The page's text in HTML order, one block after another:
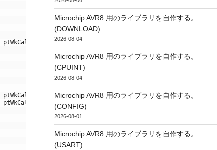
ptWkCallback 0)
ptWkCallback break;
ptWkCallback break;
Microchip AVR8 用のライブラリを自作する。
(DOWNLOAD)
2026-08-04
Microchip AVR8 用のライブラリを自作する。
(CPUINT)
2026-08-04
Microchip AVR8 用のライブラリを自作する。
(CONFIG)
2026-08-01
Microchip AVR8 用のライブラリを自作する。
(USART)